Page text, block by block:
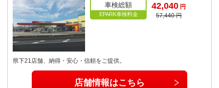
車検総額
EPARK車検料金
42,040 円
57,440 円
県下21店舗、納得・安心・信頼をご提供。
店舗情報はこちら